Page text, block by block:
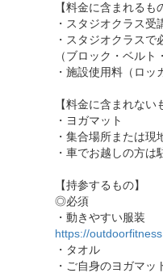
【料金に含まれるも
・スタジオクラス受
・スタジオクラス
（ブロック・ベルト
・施設使用料（ロッ
【料金に含まれない
・ヨガマット
・集合場所または現
・車でお越しの方は
【持参するもの】
◎必須
・動きやすい服装
https://
・タオル
・ご自身のヨガマ